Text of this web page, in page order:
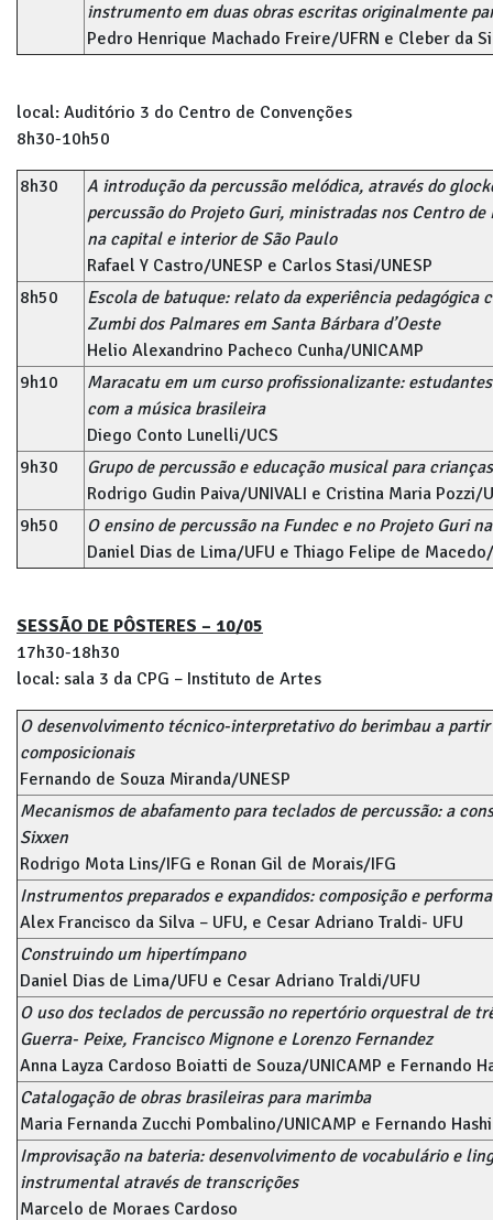
instrumento em duas obras escritas originalmente
Pedro Henrique Machado Freire/UFRN e Cleber da
local: Auditório 3 do Centro de Convenções
8h30-10h50
8h30
A introdução da percussão melódica, através do
percussão do Projeto Guri, ministradas nos Centro de
na capital e interior de São Paulo
Rafael Y Castro/UNESP e Carlos Stasi/UNESP
8h50
Escola de batuque: relato da experiência pedagógica
Zumbi dos Palmares em Santa Bárbara d’Oeste
Helio Alexandrino Pacheco Cunha/UNICAMP
9h10
Maracatu em um curso profissionalizante:
com a música brasileira
Diego Conto Lunelli/UCS
9h30
Grupo de percussão e educação musical para
Rodrigo Gudin Paiva/UNIVALI e Cristina Maria Pozzi/
9h50
O ensino de percussão na Fundec e no Projeto Guri
Daniel Dias de Lima/UFU e Thiago Felipe de
SESSÃO DE PÔSTERES – 10/05
17h30-18h30
local: sala 3 da CPG – Instituto de Artes
O desenvolvimento técnico-interpretativo do berimbau a
composicionais
Fernando de Souza Miranda/UNESP
Mecanismos de abafamento para teclados de percussão: a
Sixxen
Rodrigo Mota Lins/IFG e Ronan Gil de Morais/IFG
Instrumentos preparados e expandidos: composição e
Alex Francisco da Silva – UFU, e Cesar Adriano Traldi- UFU
Construindo um hipertímpano
Daniel Dias de Lima/UFU e Cesar Adriano Traldi/UFU
O uso dos teclados de percussão no repertório orquestral de
Guerra- Peixe, Francisco Mignone e Lorenzo Fernandez
Anna Layza Cardoso Boiatti de Souza/UNICAMP e Fernando
Catalogação de obras brasileiras para marimba
Maria Fernanda Zucchi Pombalino/UNICAMP e Fernando
Improvisação na bateria: desenvolvimento de vocabulário e
instrumental através de transcrições
Marcelo de Moraes Cardoso